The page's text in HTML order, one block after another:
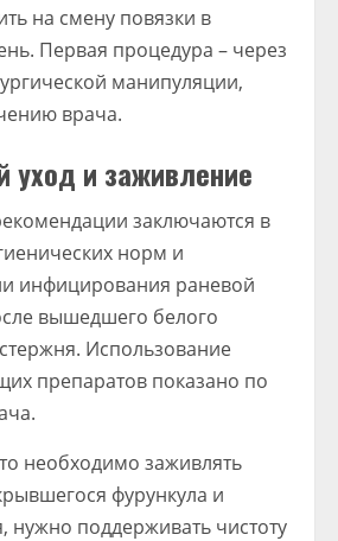
на смену повязки в
Первая процедура – через
манипуляции,
врача.
уход и заживление
заключаются в
норм и
инфицирования раневой
вышедшего белого
Использование
препаратов показано по
необходимо заживлять
фурункула и
нужно поддерживать чистоту